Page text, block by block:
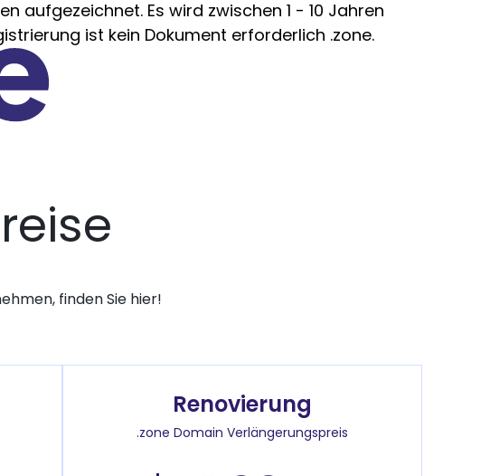
aufgezeichnet. Es wird zwischen 1 - 10 Jahren
ist kein Dokument erforderlich .zone.
finden Sie hier!
Renovierung
.zone Domain Verlängerungspreis